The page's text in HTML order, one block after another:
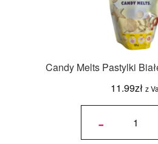
Candy Melts Pastylki
11.99zł z
-
ilość
Pastylki
Białe
Wilton